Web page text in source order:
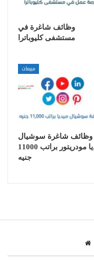
وظائف شاغرة في
مستشفى كليوباترا
مبيعات
وظائف شاغرة سوشيال
ميديا مودريتور براتب 11000
جنيه